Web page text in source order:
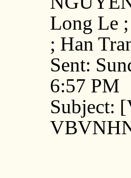
Long Le
; Han
Sent:
6:57 PM
Subject: